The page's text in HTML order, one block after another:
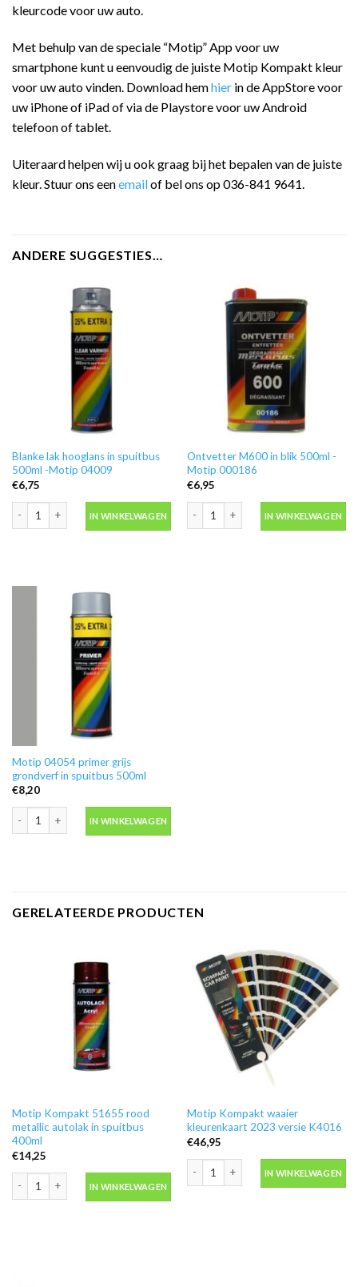
kleurcode voor uw auto.
Met behulp van de speciale “Motip” App voor uw
smartphone kunt u eenvoudig de juiste Motip Kompakt kleur
voor uw auto vinden. Download hemhier in de AppStore voor
uw iPhone of iPad of via de Playstore voor uw Android
telefoon of tablet.
Uiteraard helpen wij u ook graag bij het bepalen van de juiste
kleur. Stuur ons eenemailof bel ons op 036-841 9641.
ANDERE SUGGESTIES…
Blanke lak hooglans in spuitbus
500ml -Motip 04009
€6,75
IN WINKELWAGEN
Ontvetter M600 in blik 500ml -
Motip 000186
€6,95
IN WINKELWAGEN
Motip 04054 primer grijs
grondverf in spuitbus 500ml
€8,20
Motip 04054 primer grijs grondverf in spuitbus 500ml aantal
IN WINKELWAGEN
GERELATEERDE PRODUCTEN
Motip Kompakt 51655 rood
metallic autolak in spuitbus
400ml
€14,25
Motip Kompakt 51655 rood metallic autolak in spuitbus 400ml aantal
IN WINKELWAGEN
Motip Kompakt waaier
kleurenkaart 2023 versie K4016
€46,95
IN WINKELWAGEN